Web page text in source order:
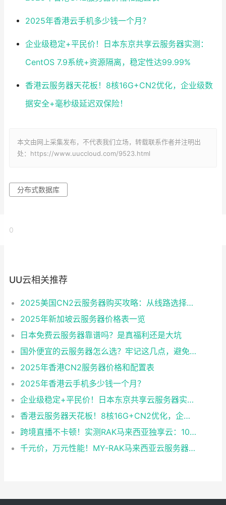
2025年香港云手机多少钱一个月？
企业级稳定+平民价！日本东京共享云服务器实测：
CentOS 7.9系统+资源隔离，稳定性达99.99%
香港云服务器天花板！8核16G+CN2优化，企业级数
据安全+毫秒级延迟双保险！
本文由网上采集发布，不代表我们立场，转载联系作者并注明出
处：https://www.uuccloud.com/9523.html
分布式数据库
0
UU云相关推荐
2025美国CN2云服务器购买攻略：从线路选择到实操最全指南
2025年新加坡云服务器价格表一览
日本免费云服务器靠谱吗？是真福利还是大坑
国外便宜的云服务器怎么选？牢记这几点，避免踩坑
2025年香港CN2服务器价格和配置表
2025年香港云手机多少钱一个月？
企业级稳定+平民价！日本东京共享云服务器实测：CentOS 7.9系统+资源隔离，稳定性达99.99%
香港云服务器天花板！8核16G+CN2优化，企业级数据安全+毫秒级延迟双保险！
跨境直播不卡顿！实测RAK马来西亚独享云：1080P推流稳定，首月6折优惠中
千元价，万元性能！MY-RAK马来西亚云服务器：首月5折+免费SEO工具，中小企业出海“降本神器”